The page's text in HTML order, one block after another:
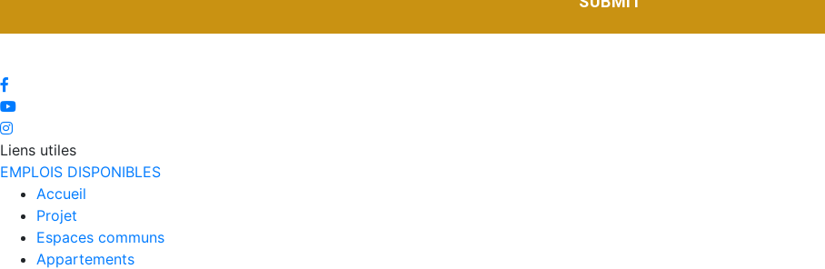
Liens utiles
EMPLOIS DISPONIBLES
Accueil
Projet
Espaces communs
Appartements